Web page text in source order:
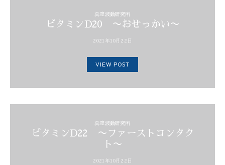
真空波動研究所
ビタミンD20 〜おせっかい〜
2021年10月22日
VIEW POST
真空波動研究所
ビタミンD22 〜ファーストコンタク
ト〜
2021年10月22日